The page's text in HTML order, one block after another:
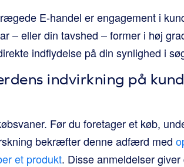
E-handel er engagement i
– eller din tavshed – former i høj
indflydelse på din synlighed i
indvirkning på
Før du foretager et køb,
bekræfter denne adfærd med
et produkt. Disse anmeldelser